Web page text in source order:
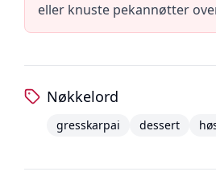
eller knuste pekannøtter
Nøkkelord
gresskarpai dessert